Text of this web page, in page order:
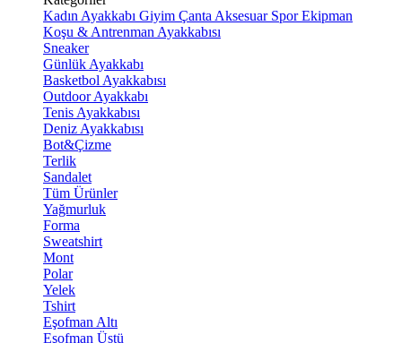
Kadın Ayakkabı Giyim Çanta Aksesuar Spor Ekipman
Koşu & Antrenman Ayakkabısı
Sneaker
Günlük Ayakkabı
Basketbol Ayakkabısı
Outdoor Ayakkabı
Tenis Ayakkabısı
Deniz Ayakkabısı
Bot&Çizme
Terlik
Sandalet
Tüm Ürünler
Yağmurluk
Forma
Sweatshirt
Mont
Polar
Yelek
Tshirt
Eşofman Altı
Eşofman Üstü